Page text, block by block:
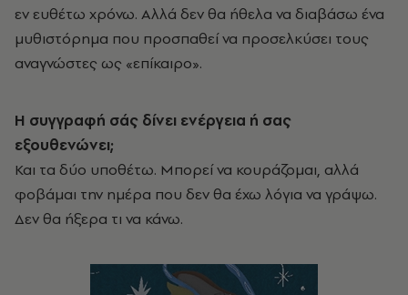
εν ευθέτω χρόνω. Αλλά δεν θα ήθελα να διαβάσω ένα
μυθιστόρημα που προσπαθεί να προσελκύσει τους
αναγνώστες ως «επίκαιρο».
Η συγγραφή σάς δίνει ενέργεια ή σας
εξουθενώνει;
Και τα δύο υποθέτω. Μπορεί να κουράζομαι, αλλά
φοβάμαι την ημέρα που δεν θα έχω λόγια να γράψω.
Δεν θα ήξερα τι να κάνω.